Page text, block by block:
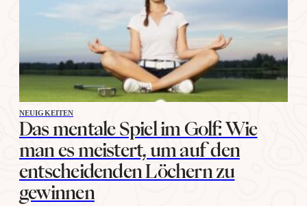
NEUIGKEITEN
Das mentale Spiel im Golf: Wie
man es meistert, um auf den
entscheidenden Löchern zu
gewinnen